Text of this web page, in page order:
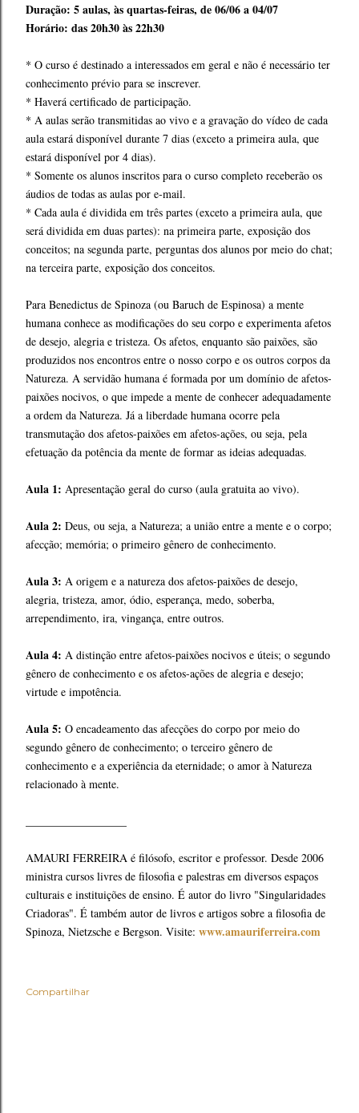
Duração: 5 aulas, às quartas-feiras, de 06/06 a 04/07
Horário: das 20h30 às 22h30
* O curso é destinado a interessados em geral e não é necessário ter
conhecimento prévio para se inscrever.
* Haverá certificado de participação.
* A aulas serão transmitidas ao vivo e a gravação do vídeo de cada
aula estará disponível durante 7 dias (exceto a primeira aula, que
estará disponível por 4 dias).
* Somente os alunos inscritos para o curso completo receberão os
áudios de todas as aulas por e-mail.
* Cada aula é dividida em três partes (exceto a primeira aula, que
será dividida em duas partes): na primeira parte, exposição dos
conceitos; na segunda parte, perguntas dos alunos por meio do chat;
na terceira parte, exposição dos conceitos.
Para Benedictus de Spinoza (ou Baruch de Espinosa) a mente
humana conhece as modificações do seu corpo e experimenta afetos
de desejo, alegria e tristeza. Os afetos, enquanto são paixões, são
produzidos nos encontros entre o nosso corpo e os outros corpos da
Natureza. A servidão humana é formada por um domínio de afetos-
paixões nocivos, o que impede a mente de conhecer adequadamente
a ordem da Natureza. Já a liberdade humana ocorre pela
transmutação dos afetos-paixões em afetos-ações, ou seja, pela
efetuação da potência da mente de formar as ideias adequadas.
Aula 1: Apresentação geral do curso (aula gratuita ao vivo).
Aula 2: Deus, ou seja, a Natureza; a união entre a mente e o corpo;
afecção; memória; o primeiro gênero de conhecimento.
Aula 3: A origem e a natureza dos afetos-paixões de desejo,
alegria, tristeza, amor, ódio, esperança, medo, soberba,
arrependimento, ira, vingança, entre outros.
Aula 4: A distinção entre afetos-paixões nocivos e úteis; o segundo
gênero de conhecimento e os afetos-ações de alegria e desejo;
virtude e impotência.
Aula 5: O encadeamento das afecções do corpo por meio do
segundo gênero de conhecimento; o terceiro gênero de
conhecimento e a experiência da eternidade; o amor à Natureza
relacionado à mente.
AMAURI FERREIRA é filósofo, escritor e professor. Desde 2006
ministra cursos livres de filosofia e palestras em diversos espaços
culturais e instituições de ensino. É autor do livro "Singularidades
Criadoras". É também autor de livros e artigos sobre a filosofia de
Spinoza, Nietzsche e Bergson. Visite: www.amauriferreira.com
Compartilhar